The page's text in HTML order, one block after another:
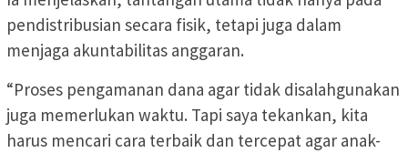
pendistribusian secara fisik, tetapi juga dalam
menjaga akuntabilitas anggaran.
“Proses pengamanan dana agar tidak disalahgunakan
juga memerlukan waktu. Tapi saya tekankan, kita
harus mencari cara terbaik dan tercepat agar anak-